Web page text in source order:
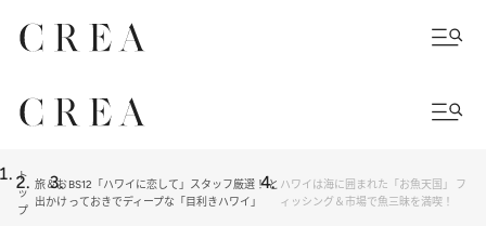
ト
ッ
プ
旅＆お
出かけ
BS12「ハワイに恋して」スタッフ厳選！ と
っておきでディープな「目利きハワイ」
ハワイは海に囲まれた「お魚天国」 フ
ィッシング＆市場で魚三昧を満喫！